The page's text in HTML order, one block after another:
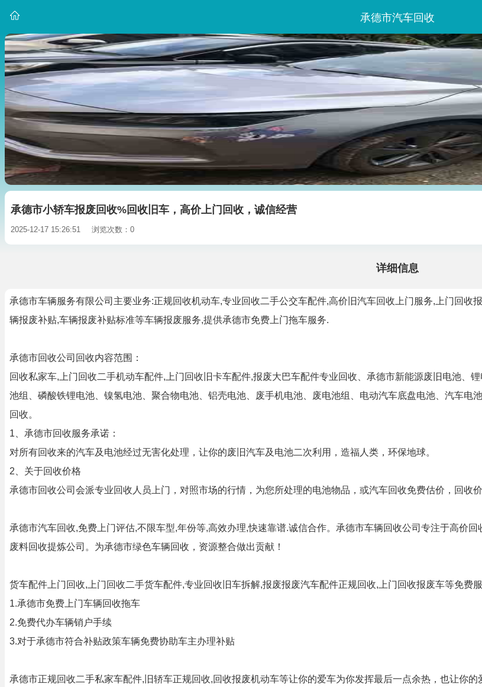
承德市汽车回收
承德市小轿车报废回收%回收旧车，高价上门回收，诚信经营
2025-12-17 15:26:51 浏览次数：0
详细信息
承德市车辆服务有限公司主要业务:正规回收机动车,专业回收二手公交车配件,高价旧汽车回收上门服务,上门回
辆报废补贴,车辆报废补贴标准等车辆报废服务,提供承德市免费上门拖车服务.
承德市回收公司回收内容范围：
回收私家车,上门回收二手机动车配件,上门回收旧卡车配件,报废大巴车配件专业回收、承德市新能源废旧电池、
池组、磷酸铁锂电池、镍氢电池、聚合物电池、铝壳电池、废手机电池、废电池组、电动汽车底盘电池、汽车
回收。
1、承德市回收服务承诺：
对所有回收来的汽车及电池经过无害化处理，让你的废旧汽车及电池二次利用，造福人类，环保地球。
2、关于回收价格
承德市回收公司会派专业回收人员上门，对照市场的行情，为您所处理的电池物品，或汽车回收免费估价，回收
承德市汽车回收,免费上门评估,不限车型,年份等,高效办理,快速靠谱.诚信合作。承德市车辆回收公司专注于高价
废料回收提炼公司。为承德市绿色车辆回收，资源整合做出贡献！
货车配件上门回收,上门回收二手货车配件,专业回收旧车拆解,报废报废汽车配件正规回收,上门回收报废车等免费
1.承德市免费上门车辆回收拖车
2.免费代办车辆销户手续
3.对于承德市符合补贴政策车辆免费协助车主办理补贴
承德市正规回收二手私家车配件,旧轿车正规回收,回收报废机动车等让你的爱车为你发挥最后一点余热，也让你